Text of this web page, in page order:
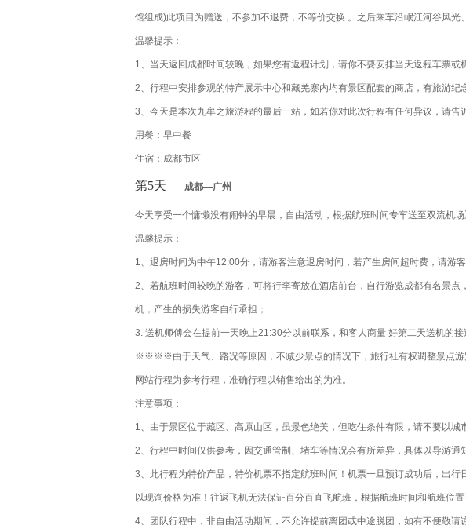
馆组成)此项目为赠送，不参加不退费，不等价交换 。之后乘车沿岷江河谷风
温馨提示：
1、当天返回成都时间较晚，如果您有返程计划，请你不要安排当天返程车票或
2、行程中安排参观的特产展示中心和藏羌寨内均有景区配套的商店，有旅游
3、今天是本次九牟之旅游程的最后一站，如若你对此次行程有任何异议，请
用餐：早中餐
住宿：成都市区
第5天 成都—广州
今天享受一个慵懒没有闹钟的早晨，自由活动，根据航班时间专车送至双流机场
温馨提示：
1、退房时间为中午12:00分，请游客注意退房时间，若产生房间超时费，请游客
2、若航班时间较晚的游客，可将行李寄放在酒店前台，自行游览成都有名景
机，产生的损失游客自行承担；
3. 送机师傅会在提前一天晚上21:30分以前联系，和客人商量 好第二天送机的
※※※※由于天气、路况等原因，不减少景点的情况下，旅行社有权调整景
网站行程为参考行程，准确行程以销售给出的为准。
注意事项：
1、由于景区位于藏区、高原山区，虽景色绝美，但吃住条件有限，请不要以城
2、行程中时间仅供参考，因交通管制、堵车等情况会有所差异，具体以导游通
3、此行程为特价产品，特价机票不指定航班时间！机票一旦预订成功后，出
以现询价格为准！往返飞机无法保证百分百直飞航班，根据航班时间和航班位
4、团队行程中，非自由活动期间，不允许提前离团或中途脱团，如有不便敬